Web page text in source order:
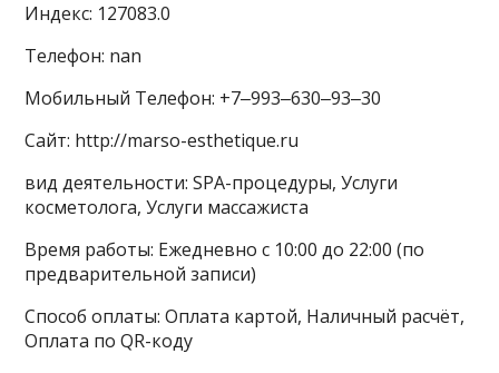
Индекс: 127083.0
Телефон: nan
Мобильный Телефон: +7‒993‒630‒93‒30
Сайт: http://marso-esthetique.ru
вид деятельности: SPA-процедуры, Услуги
косметолога, Услуги массажиста
Время работы: Ежедневно с 10:00 до 22:00 (по
предварительной записи)
Способ оплаты: Оплата картой, Наличный расчёт,
Оплата по QR-коду